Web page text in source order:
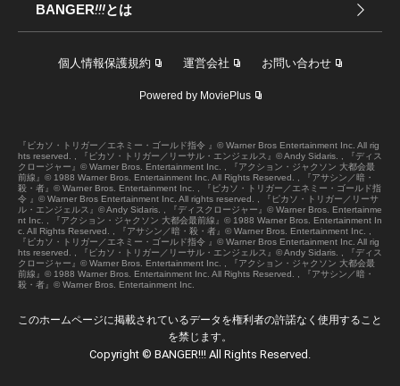
BANGER!!!とは
個人情報保護規約 運営会社 お問い合わせ
Powered by MoviePlus
『ピカソ・トリガー／エネミー・ゴールド指令 』© Warner Bros Entertainment Inc. All rig
hts reserved. , 『ピカソ・トリガー／リーサル・エンジェルス』© Andy Sidaris. , 『ディス
クロージャー』© Warner Bros. Entertainment Inc. , 『アクション・ジャクソン 大都会最
前線』© 1988 Warner Bros. Entertainment Inc. All Rights Reserved. , 『アサシン／暗・
殺・者』© Warner Bros. Entertainment Inc. , 『ピカソ・トリガー／エネミー・ゴールド指
令 』© Warner Bros Entertainment Inc. All rights reserved. , 『ピカソ・トリガー／リーサ
ル・エンジェルス』© Andy Sidaris. , 『ディスクロージャー』© Warner Bros. Entertainme
nt Inc. , 『アクション・ジャクソン 大都会最前線』© 1988 Warner Bros. Entertainment In
c. All Rights Reserved. , 『アサシン／暗・殺・者』© Warner Bros. Entertainment Inc. ,
『ピカソ・トリガー／エネミー・ゴールド指令 』© Warner Bros Entertainment Inc. All rig
hts reserved. , 『ピカソ・トリガー／リーサル・エンジェルス』© Andy Sidaris. , 『ディス
クロージャー』© Warner Bros. Entertainment Inc. , 『アクション・ジャクソン 大都会最
前線』© 1988 Warner Bros. Entertainment Inc. All Rights Reserved. , 『アサシン／暗・
殺・者』© Warner Bros. Entertainment Inc.
このホームページに掲載されているデータを権利者の許諾なく使用すること
を禁じます。
Copyright © BANGER!!! All Rights Reserved.